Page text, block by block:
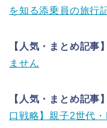
を知る添乗員の旅行
【人気・まとめ記事】
ません
【人気・まとめ記事】
口戦略】親子2世代